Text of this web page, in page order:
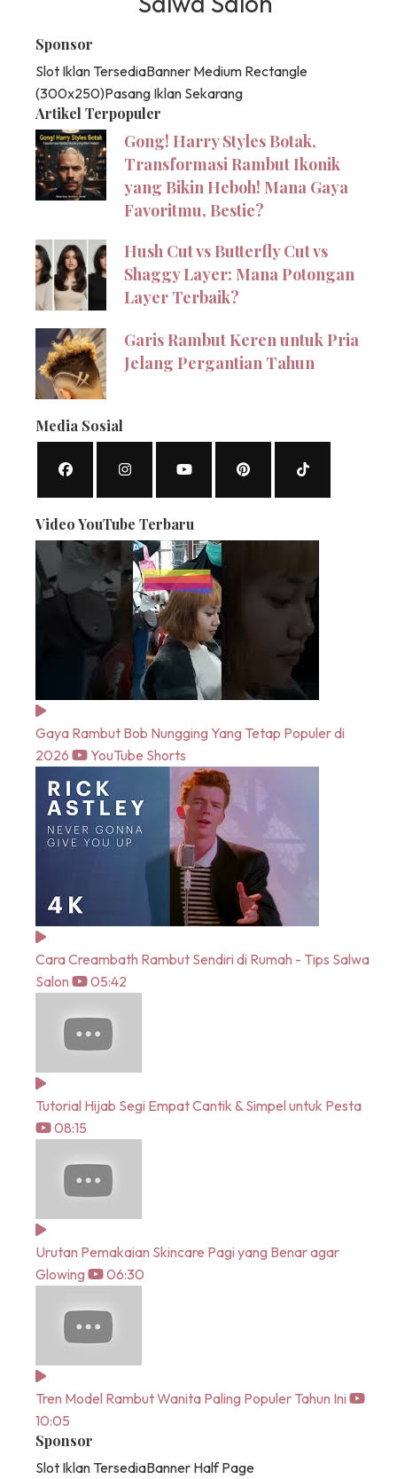
Sponsor
Slot Iklan TersediaBanner Medium Rectangle
(300x250)Pasang Iklan Sekarang
Artikel Terpopuler
Gong! Harry Styles Botak,
Transformasi Rambut Ikonik
yang Bikin Heboh! Mana Gaya
Favoritmu, Bestie?
Hush Cut vs Butterfly Cut vs
Shaggy Layer: Mana Potongan
Layer Terbaik?
Garis Rambut Keren untuk Pria
Jelang Pergantian Tahun
Media Sosial
Video YouTube Terbaru
Gaya Rambut Bob Nungging Yang Tetap Populer di
2026
YouTube Shorts
Cara Creambath Rambut Sendiri di Rumah - Tips Salwa
Salon
05:42
Tutorial Hijab Segi Empat Cantik & Simpel untuk Pesta
08:15
Urutan Pemakaian Skincare Pagi yang Benar agar
Glowing
06:30
Tren Model Rambut Wanita Paling Populer Tahun Ini
10:05
Sponsor
Slot Iklan TersediaBanner Half Page